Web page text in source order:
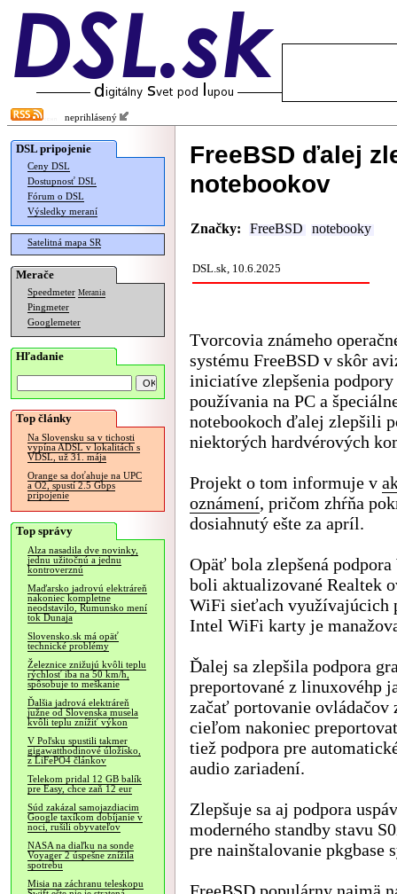
neprihlásený
DSL pripojenie
Ceny DSL
Dostupnosť DSL
Fórum o DSL
Výsledky meraní
Satelitná mapa SR
Merače
Speedmeter Merania
Pingmeter
Googlemeter
Hľadanie
Top články
Na Slovensku sa v tichosti
vypína ADSL v lokalitách s
VDSL, už 31. mája
Orange sa doťahuje na UPC
a O2, spustí 2.5 Gbps
pripojenie
Top správy
Alza nasadila dve novinky,
jednu užitočnú a jednu
kontroverznú
Maďarsko jadrovú elektráreň
nakoniec kompletne
neodstavilo, Rumunsko mení
tok Dunaja
Slovensko.sk má opäť
technické problémy
Železnice znižujú kvôli teplu
rýchlosť iba na 50 km/h,
spôsobuje to meškanie
Ďalšia jadrová elektráreň
južne od Slovenska musela
kvôli teplu znížiť výkon
V Poľsku spustili takmer
gigawatthodinové úložisko,
z LiFePO4 článkov
Telekom pridal 12 GB balík
pre Easy, chce zaň 12 eur
Súd zakázal samojazdiacim
Google taxíkom dobíjanie v
noci, rušili obyvateľov
NASA na diaľku na sonde
Voyager 2 úspešne znížila
spotrebu
Misia na záchranu teleskopu
FreeBSD ďalej
notebookov
Značky: FreeBSD notebooky
DSL.sk, 10.6.2025
Tvorcovia známeho
systému FreeBSD v skôr
iniciatíve zlepšenia podpory
používania na PC a
notebookoch ďalej zlepšili
niektorých hardvérových
Projekt o tom informuje v
oznámení, pričom zhŕňa
dosiahnutý ešte za apríl.
Opäť bola zlepšená
boli aktualizované Realtek
WiFi sieťach využívajúcich
Intel WiFi karty je
Ďalej sa zlepšila podpora
preportované z linuxovéhp
začať portovanie
cieľom nakoniec
tiež podpora pre
audio zariadení.
Zlepšuje sa aj podpora
moderného standby stavu
pre nainštalovanie pkgbase